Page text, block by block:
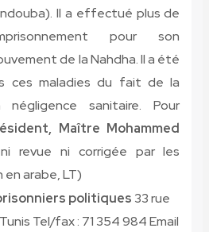
Il a effectué plus de
pour son
de la Nahdha. Il a été
maladies du fait de la
sanitaire. Pour
Maître Mohammed
revue ni corrigée par les
arabe, LT)
politiques 33 rue
Tel/fax : 71 354 984 Email